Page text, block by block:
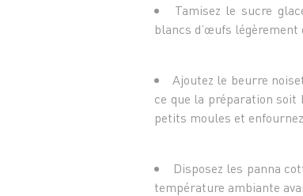
Tamisez le sucre
blancs d’œufs légèrement
Ajoutez le beurre
ce que la préparation soit
petits moules et
Disposez les panna
température ambiante